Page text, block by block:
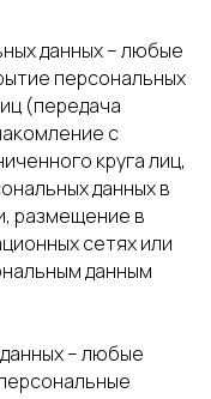
данных – любые
персональных
(передача
с
круга лиц,
данных в
размещение в
сетях или
данным
– любые